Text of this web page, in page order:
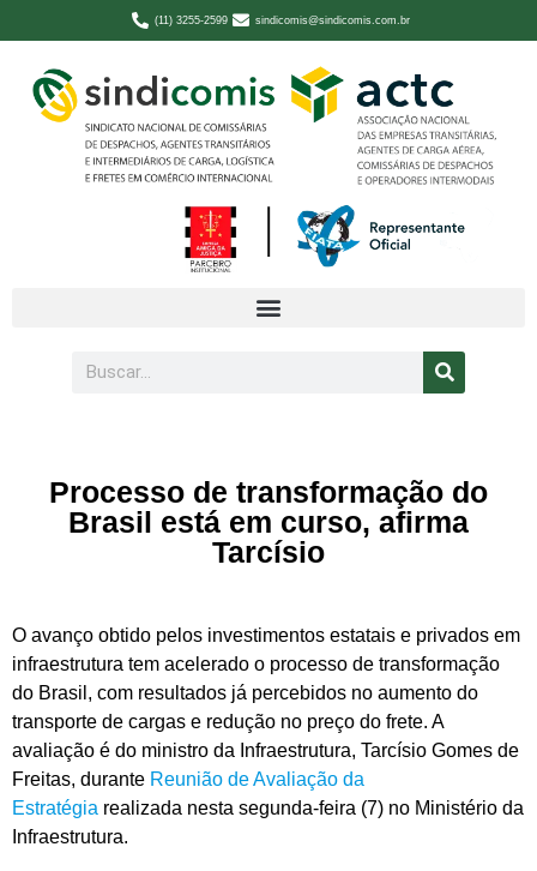
(11) 3255-2599 sindicomis@sindicomis.com.br
Processo de transformação do
Brasil está em curso, afirma
Tarcísio
O avanço obtido pelos investimentos estatais e privados em
infraestrutura tem acelerado o processo de transformação
do Brasil, com resultados já percebidos no aumento do
transporte de cargas e redução no preço do frete. A
avaliação é do ministro da Infraestrutura, Tarcísio Gomes de
Freitas, durante Reunião de Avaliação da
Estratégia realizada nesta segunda-feira (7) no Ministério da
Infraestrutura.